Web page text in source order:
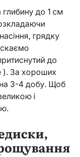
глибину до 1 см
грядку
до
). За хороших
3-4 добу. Щоб
і